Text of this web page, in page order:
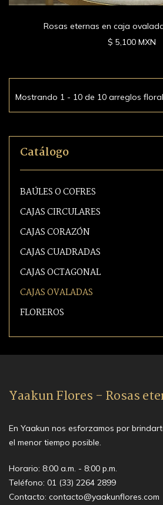
Rosas eternas en caja
$ 5,100 MXN
Mostrando 1 - 10 de 10 arreglos
Catálogo
BAÚLES O COFRES
CAJAS CIRCULARES
CAJAS CORAZÓN
CAJAS CUADRADAS
CAJAS OCTAGONAL
CAJAS OVALADAS
FLOREROS
Yaakun Flores - Rosas
En Yaakun nos esforzamos por
el menor tiempo posible.
Horario: 8:00 a.m. - 8:00 p.m.
Teléfono: 01 (33) 2264 2899
Contacto: contacto@yaakunflores.com